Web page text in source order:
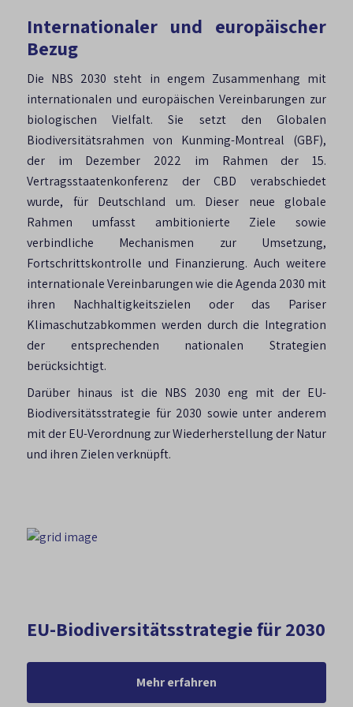
Internationaler und europäischer
Bezug
Die NBS 2030 steht in engem Zusammenhang mit
internationalen und europäischen Vereinbarungen zur
biologischen Vielfalt. Sie setzt den Globalen
Biodiversitätsrahmen von Kunming-Montreal (GBF),
der im Dezember 2022 im Rahmen der 15.
Vertragsstaatenkonferenz der CBD verabschiedet
wurde, für Deutschland um. Dieser neue globale
Rahmen umfasst ambitionierte Ziele sowie
verbindliche Mechanismen zur Umsetzung,
Fortschrittskontrolle und Finanzierung. Auch weitere
internationale Vereinbarungen wie die Agenda 2030 mit
ihren Nachhaltigkeitszielen oder das Pariser
Klimaschutzabkommen werden durch die Integration
der entsprechenden nationalen Strategien
berücksichtigt.
Darüber hinaus ist die NBS 2030 eng mit der EU-
Biodiversitätsstrategie für 2030 sowie unter anderem
mit der EU-Verordnung zur Wiederherstellung der Natur
und ihren Zielen verknüpft.
EU-Biodiversitätsstrategie für 2030
Mehr erfahren